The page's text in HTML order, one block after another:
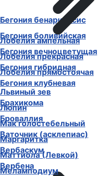
Бегония бенариенсис
Бегония боливийская
Бегония вечноцветущая
Бегония гибридная
Бегония клубневая
Брахикома
Броваллия
Ваточник (асклепиас)
Вербаскум
Вербена
Лобелия ампельная
Лобелия прекрасная
Лобелия прямостоячая
Львиный зев
Люпин
Мак голостебельный
Маргаритка
Маттиола (Левкой)
Меламподиум